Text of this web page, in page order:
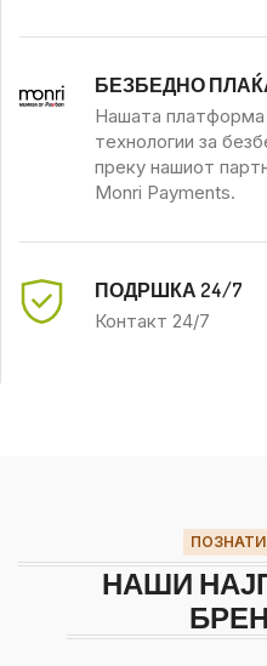
БЕЗБЕДНО
Нашата платформа
технологии за
преку нашиот
Monri Payments.
ПОДРШКА 24/7
Контакт 24/7
НАШИ